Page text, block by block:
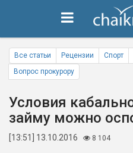
Все статьи Рецензии Спорт
Вопрос прокурору
Условия
займу можно
[13:51] 13.10.2016 8 104